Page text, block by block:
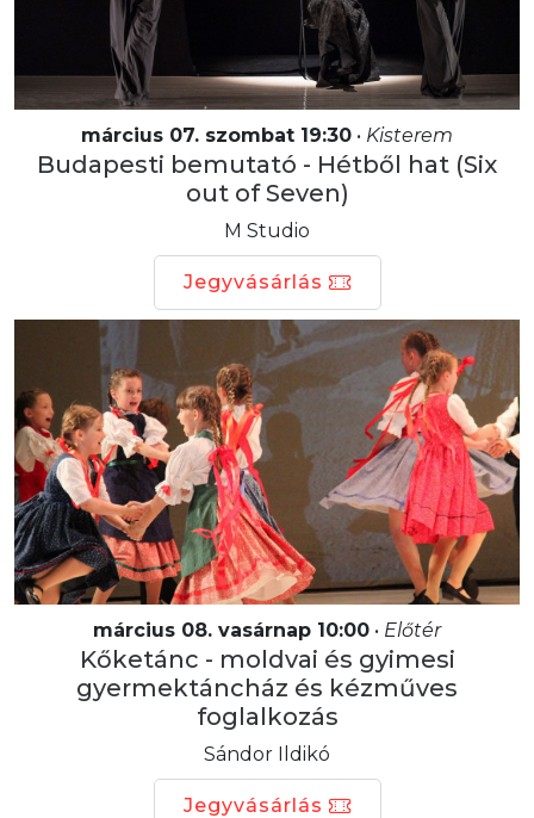
március 07. szombat 19:30 • Kisterem
Budapesti bemutató - Hétből hat (Six
out of Seven)
M Studio
Jegyvásárlás
március 08. vasárnap 10:00 • Előtér
Kőketánc - moldvai és gyimesi
gyermektáncház és kézműves
foglalkozás
Sándor Ildikó
Jegyvásárlás